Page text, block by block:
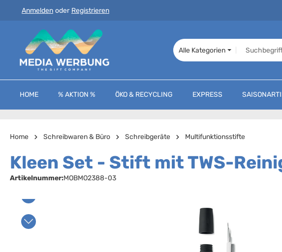
Hauptinhalt springen
Zur Suche springen
Zur Hauptnavigation springen
Anmelden oder Registrieren
Alle Kategorien
HOME % AKTION % ÖKO & RECYCLING EXPRESS
Home Schreibwaren & Büro Schreibgeräte Multifunktionsstifte
Kleen Set - Stift mit TWS-
Artikelnummer:MOBMO2388-03
Bildergalerie überspringen